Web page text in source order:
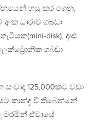
හසු කර ගෙන,
ධාරාව ගබඩා
disk), දෘඪ
ගබඩා
125,000කට වඩා
කාන්දු වී තිබෙන්නේ
ඒවායේ